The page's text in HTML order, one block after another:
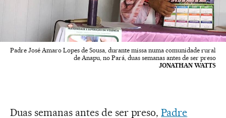
Padre José Amaro Lopes de Sousa, durante missa numa comunidade rural
de Anapu, no Pará, duas semanas antes de ser preso
JONATHAN WATTS
Duas semanas antes de ser preso,Padre